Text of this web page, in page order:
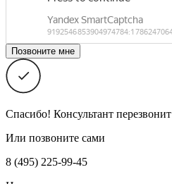
Спасибо! Консультант
Или позвоните сами
8 (495) 225-99-45